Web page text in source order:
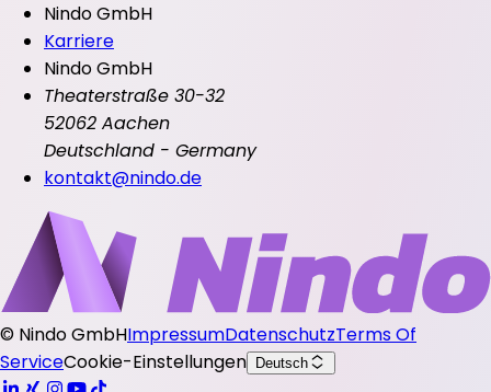
Nindo GmbH
Karriere
Nindo GmbH
Theaterstraße 30-32
52062 Aachen
Deutschland - Germany
kontakt@nindo.de
© Nindo GmbHImpressumDatenschutzTerms Of
ServiceCookie-Einstellungen Deutsch